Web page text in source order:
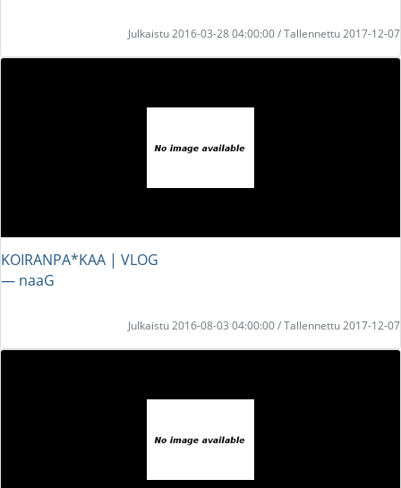
Julkaistu 2016-03-28 04:00:00 / Tallennettu 2017-12-07
KOIRANPA*KAA | VLOG
― naaG
Julkaistu 2016-08-03 04:00:00 / Tallennettu 2017-12-07